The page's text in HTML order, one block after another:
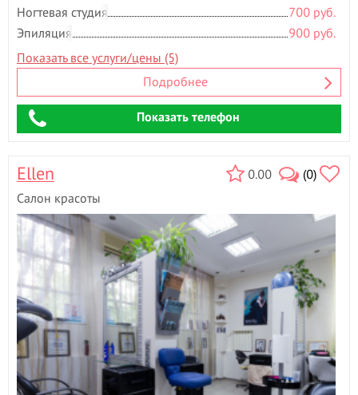
Ногтевая студия
700 руб.
Эпиляция
900 руб.
Показать все услуги/цены (5)
Подробнее
Показать телефон
0.00 (0)
Ellen
Салон красоты